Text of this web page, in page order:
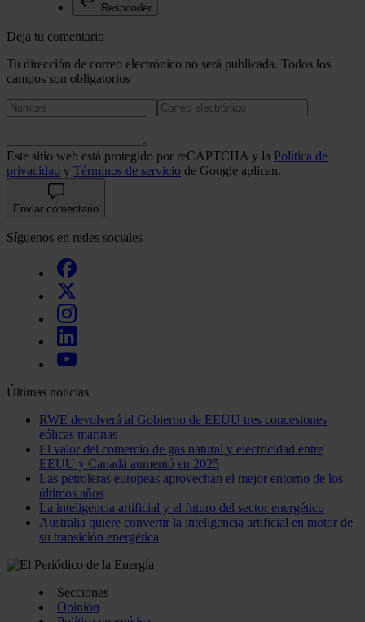
Responder
Deja tu comentario
Tu dirección de correo electrónico no será publicada. Todos los
campos son obligatorios
Este sitio web está protegido por reCAPTCHA y la Política de
privacidad y Términos de servicio de Google aplican.
Enviar comentario
Síguenos en redes sociales
Últimas noticias
RWE devolverá al Gobierno de EEUU tres concesiones
eólicas marinas
El valor del comercio de gas natural y electricidad entre
EEUU y Canadá aumentó en 2025
Las petroleras europeas aprovechan el mejor entorno de los
últimos años
La inteligencia artificial y el futuro del sector energético
Australia quiere convertir la inteligencia artificial en motor de
su transición energética
Secciones
Opinión